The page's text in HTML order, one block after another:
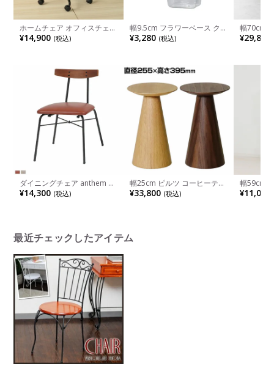
ホームチェア オフィスチェア
テレワークチェア キャスター
付き オシャレ
¥14,900 (税込)
幅9.5cm フラワーベース クリ
ア ガラス 花瓶 キリン アニマ
ルベース 花器 オブジェ おし
ビング 玄関 透明 完成品
¥3,280 (税込)
幅70cm
ー オット
ツール お
ベージュ
¥29,800
ダイニングチェア anthem 肘
なし スチール脚 PVCレザー
合皮 椅子 食卓椅子 リビング
¥14,300 (税込)
幅25cm ピルツ コーヒーテー
ブル スカンディナヴィアデザ
イン 木製 丸天板 一本脚 ソフ
¥33,800 (税込)
幅59cm
グネット
シンプル
¥11,000
最近チェックしたアイテム